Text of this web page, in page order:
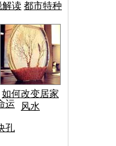
解读 都市特种
如何改变居家
风水
运
孔